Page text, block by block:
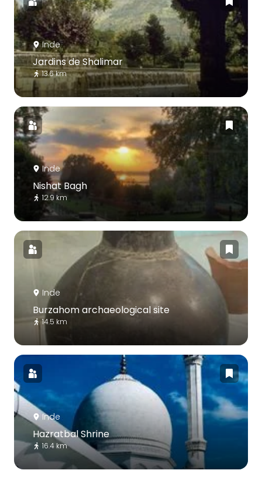
Inde
Jardins de Shalimar
13.6 km
Inde
Nishat Bagh
12.9 km
Inde
Burzahom archaeological site
14.5 km
Inde
Hazratbal Shrine
16.4 km